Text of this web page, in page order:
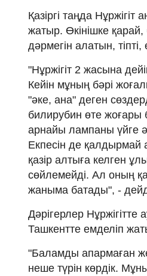
Қазіргі таңда
жатыр. Өкінішке
дәрмегін алатын,
"Нұржігіт 2 жасына
Кейін мұның бәрі
"әке, ана" деген
билирубин өте жоғары
арнайы лампаны үйге
Екпесін де қалдырмай
қазір алтыға келген
сөйлемейді. Ал оның
жаныма батады", -
Дәрігерлер Нұржігітте
Ташкентте емделіп
"Баламды апармаған
неше түрін көрдік.